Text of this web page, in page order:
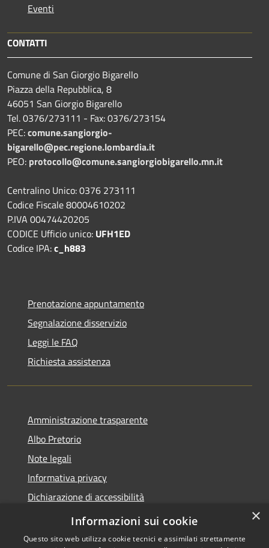
Eventi
CONTATTI
Comune di San Giorgio Bigarello
Piazza della Repubblica, 8
46051 San Giorgio Bigarello
Tel. 0376/273111 - Fax: 0376/273154
PEC:comune.sangiorgio-
bigarello@pec.regione.lombardia.it
PEO: protocollo@comune.sangiorgiobigarello.mn.it
Centralino Unico: 0376 273111
Codice Fiscale 80004610202
P.IVA 00474420205
CODICE Ufficio unico: UFH1ED
Codice IPA:c_h883
Prenotazione appuntamento
Segnalazione disservizio
Leggi le FAQ
Richiesta assistenza
Amministrazione trasparente
Albo Pretorio
Note legali
Informativa privacy
Dichiarazione di accessibilità
Obiettivi di accessibilità
×
Informazioni sui cookie
Questo sito web utilizza cookie tecnici e assimilati strettamente